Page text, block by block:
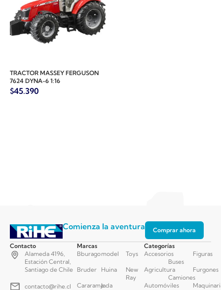
TRACTOR MASSEY FERGUSON
7624 DYNA-6 1:16
$45.390
Comienza la aventura Comprar ahora
Contacto
Alameda 4196,
Estación Central,
Santiago de Chile
contacto@rihe.cl
Marcas
Bburago
Bruder
Cararama
model
Huina
Jada
Toys
New
Ray
Categorías
Accesorios
Agricultura
Automóviles
Buses
Camiones
Figuras
Furgones